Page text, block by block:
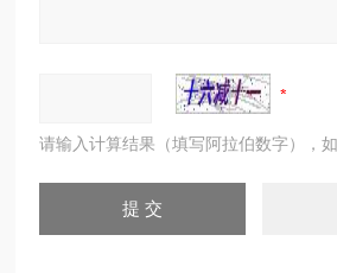
请输入计算结果（填写阿拉伯数字），